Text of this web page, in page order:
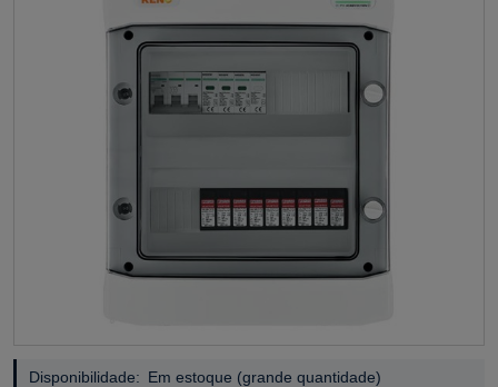
Disponibilidade: Em estoque (grande quantidade)